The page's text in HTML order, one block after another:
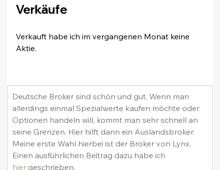
Verkäufe
Verkauft habe ich im vergangenen Monat keine
Aktie.
Deutsche Broker sind schön und gut. Wenn man
allerdings einmal Spezialwerte kaufen möchte oder
Optionen handeln will, kommt man sehr schnell an
seine Grenzen. Hier hilft dann ein Auslandsbroker.
Meine erste Wahl hierbei ist der Broker von Lynx.
Einen ausführlichen Beitrag dazu habe ich
hier geschrieben.